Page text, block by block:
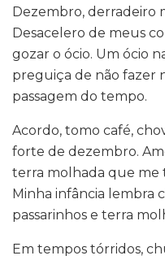
Dezembro, derradeiro
Desacelero de meus
gozar o ócio. Um ócio
preguiça de não fazer
passagem do tempo.
Acordo, tomo café,
forte de dezembro.
terra molhada que me
Minha infância lembra
passarinhos e terra
Em tempos tórridos,